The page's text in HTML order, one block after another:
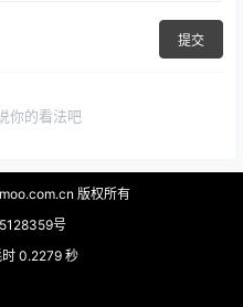
提交
你的看法吧
版权所有
号
0.2279 秒